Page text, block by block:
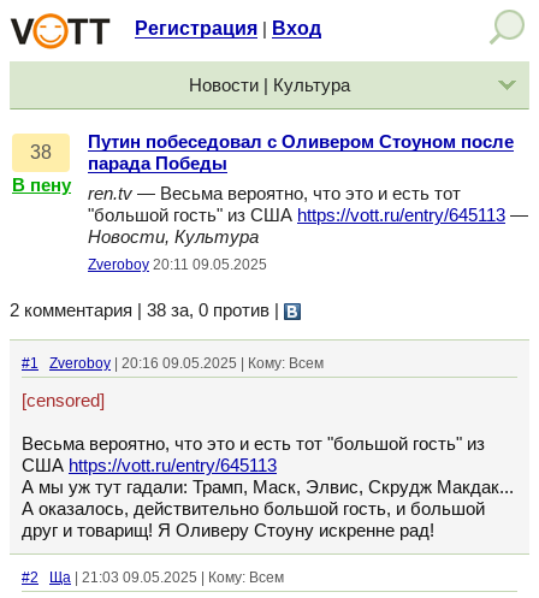
Регистрация Вход
Новости | Культура
38
В пену
Путин побеседовал с Оливером Стоуном после
парада Победы
ren.tv — Весьма вероятно, что это и есть тот
"большой гость" из США https://vott.ru/entry/645113 —
Новости, Культура
Zveroboy 20:11 09.05.2025
2 комментария | 38 за, 0 против
#1 Zveroboy | 20:16 09.05.2025 | Кому: Всем
[censored]
Весьма вероятно, что это и есть тот "большой гость" из
США https://vott.ru/entry/645113
А мы уж тут гадали: Трамп, Маск, Элвис, Скрудж Макдак...
А оказалось, действительно большой гость, и большой
друг и товарищ! Я Оливеру Стоуну искренне рад!
#2 Ща | 21:03 09.05.2025 | Кому: Всем